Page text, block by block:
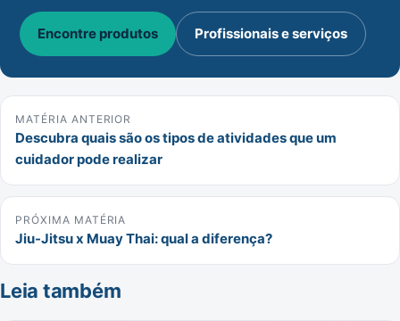
Encontre produtos Profissionais e serviços
MATÉRIA ANTERIOR
Descubra quais são os tipos de atividades que um
cuidador pode realizar
PRÓXIMA MATÉRIA
Jiu-Jitsu x Muay Thai: qual a diferença?
Leia também